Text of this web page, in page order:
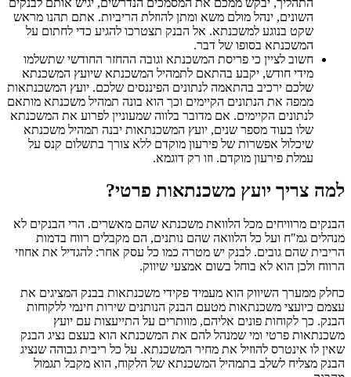
השונים, ינהל מולם משא ומתן להוזלת הריביות. אתם תהנו מראש
שקט בנוגע למשכנתא. אל הבנק תצטרכו להגיע כדי לחתום על
המשכנתא בסופו של דבר.
חשוב לציין כי פריסת המשכנתא וגובה ההחזר החודשי שתשלמו
מידי חודש, יקבע בהתאם לתמהיל המשכנתא שיועץ המשכנתא
שלכם ירכיב בהתאמה לנתונים הפיננסים שלכם. יועץ המשכנתאות
ממפה את הנתונים הקיימים וכך הוא בונה תמהיל משכנתא מותאם
לנתונים הקיימים. אם מדובר בלווה שמעוניין לפרוע את המשכנתא
שלו בעוד מספר שנים, יועץ המשכנתאות יבנה תמהיל משכנתא
שיכלול אפשרות של פירעון מוקדם ללא צורך בתשלום קנס על
עמלת פירעון מוקדם. וזו רק דוגמא.
למה צריך יועץ משכנתאות פרטי?
הבנקים מרוויחים מכל הלוואת משכנתא שהם מאשרים. הרי הבנקים לא
מנהלים גמ"ח ועל כל הלוואה שהם נותנים, הם מקבלים רווח בדמות
הריבית שהם גובים. לבנק יש מטרה כמו כל עסק אחר: להגדיל את אחוזי
הרווח ולכן הוא לא בוחל בשום אמצעי שיווק.
כחלק ממערך השיווק הוא מעמיד פקידי משכנתאות בבנק המציגים את
עצמם כיועצי משכנתאות מטעם הבנק הנותנים שירות חינמי ללקוחות
הבנק. כך לקוחות פונים אליהם, מוותרים על התייעצות עם יועץ
משכנתאות פרטי ומי שמנהל להם את המשכנתא הוא בעצם נציג הבנק
שאין לו אינטרס להוזיל את מחיר המשכנתא. על כל ריבית גבוהה שנציג
הבנק מצליח לשלב בתמהיל המשכנתא של הלקוח, הוא מקבל תגמול